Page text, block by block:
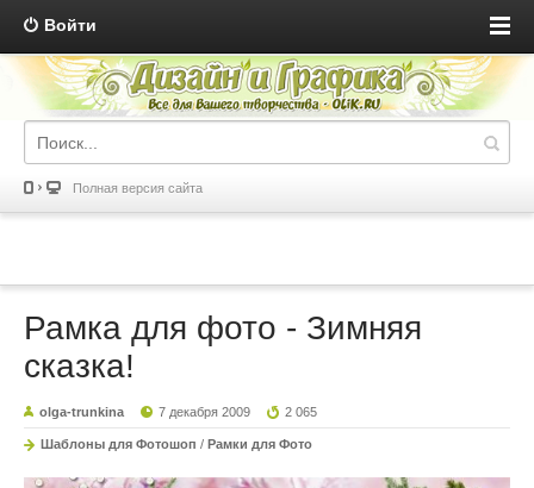
Войти
Полная версия сайта
Рамка для фото - Зимняя
сказка!
olga-trunkina 7 декабря 2009 2 065
Шаблоны для Фотошоп / Рамки для Фото